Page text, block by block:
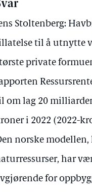
Stoltenberg:
til å utnytte
private
om lag 20
i 2022 (2022-
norske modellen,
har
for